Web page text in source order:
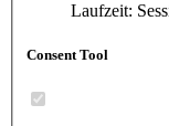
Laufzeit:
Consent Tool